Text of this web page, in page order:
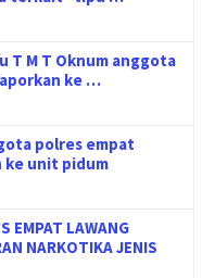
T M T Oknum anggota
ke …
polres empat
ke unit pidum
EMPAT LAWANG
NARKOTIKA JENIS